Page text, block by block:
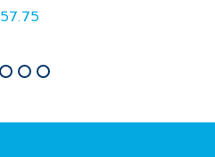
57.75